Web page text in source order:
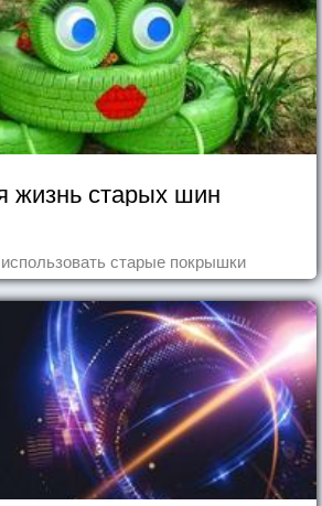
жизнь старых шин
старые покрышки